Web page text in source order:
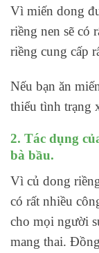
Vì miến dong
riềng nen sẽ có
riềng cung cấp
Nếu bạn ăn
thiểu tình trạng
2. Tác dụng
bà bầu.
Vì củ dong
có rất nhiều
cho mọi người
mang thai.